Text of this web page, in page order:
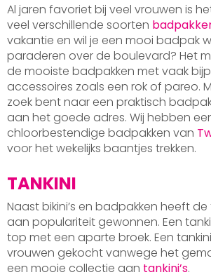
Al jaren favoriet bij veel vrouwen is
veel verschillende soorten
vakantie en wil je een mooi badpak
paraderen over de boulevard? Het
de mooiste badpakken met vaak
accessoires zoals een rok of pareo.
zoek bent naar een praktisch
aan het goede adres. Wij hebben
chloorbestendige badpakken van
voor het wekelijks baantjes trekken.
TANKINI
Naast bikini’s en badpakken heeft
aan populariteit gewonnen. Een
top met een aparte broek. Een
vrouwen gekocht vanwege het
een mooie collectie aan tankini’s.